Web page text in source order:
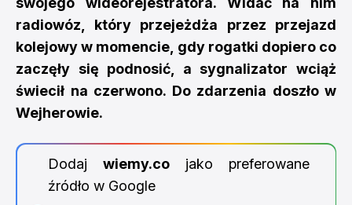
radiowóz, który przejeżdża przez przejazd
kolejowy w momencie, gdy rogatki dopiero co
zaczęły się podnosić, a sygnalizator wciąż
świecił na czerwono. Do zdarzenia doszło w
Wejherowie.
Dodaj wiemy.cojako preferowane
źródło w Google